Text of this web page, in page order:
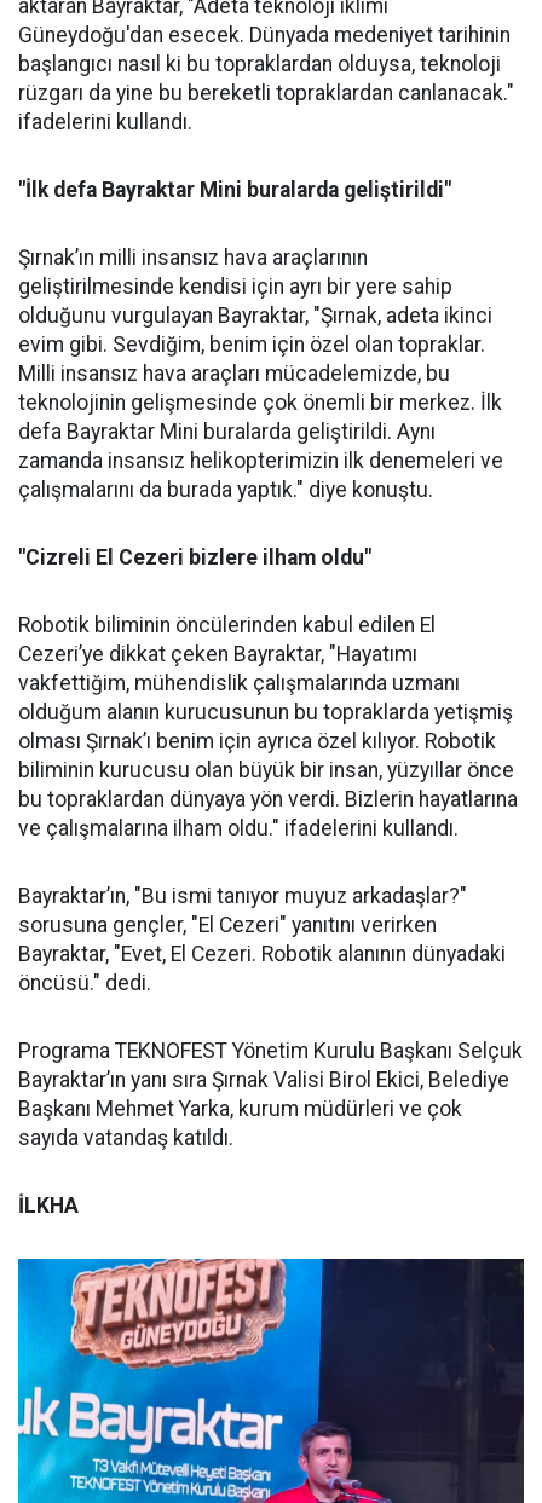
aktaran Bayraktar, "Adeta teknoloji iklimi
Güneydoğu'dan esecek. Dünyada medeniyet tarihinin
başlangıcı nasıl ki bu topraklardan olduysa, teknoloji
rüzgarı da yine bu bereketli topraklardan canlanacak."
ifadelerini kullandı.
"İlk defa Bayraktar Mini buralarda geliştirildi"
Şırnak’ın milli insansız hava araçlarının
geliştirilmesinde kendisi için ayrı bir yere sahip
olduğunu vurgulayan Bayraktar, "Şırnak, adeta ikinci
evim gibi. Sevdiğim, benim için özel olan topraklar.
Milli insansız hava araçları mücadelemizde, bu
teknolojinin gelişmesinde çok önemli bir merkez. İlk
defa Bayraktar Mini buralarda geliştirildi. Aynı
zamanda insansız helikopterimizin ilk denemeleri ve
çalışmalarını da burada yaptık." diye konuştu.
"Cizreli El Cezeri bizlere ilham oldu"
Robotik biliminin öncülerinden kabul edilen El
Cezeri’ye dikkat çeken Bayraktar, "Hayatımı
vakfettiğim, mühendislik çalışmalarında uzmanı
olduğum alanın kurucusunun bu topraklarda yetişmiş
olması Şırnak’ı benim için ayrıca özel kılıyor. Robotik
biliminin kurucusu olan büyük bir insan, yüzyıllar önce
bu topraklardan dünyaya yön verdi. Bizlerin hayatlarına
ve çalışmalarına ilham oldu." ifadelerini kullandı.
Bayraktar’ın, "Bu ismi tanıyor muyuz arkadaşlar?"
sorusuna gençler, "El Cezeri" yanıtını verirken
Bayraktar, "Evet, El Cezeri. Robotik alanının dünyadaki
öncüsü." dedi.
Programa TEKNOFEST Yönetim Kurulu Başkanı Selçuk
Bayraktar’ın yanı sıra Şırnak Valisi Birol Ekici, Belediye
Başkanı Mehmet Yarka, kurum müdürleri ve çok
sayıda vatandaş katıldı.
İLKHA